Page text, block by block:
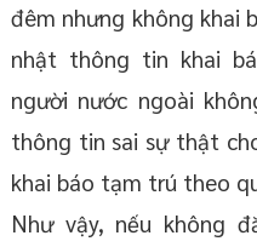
đêm nhưng không khai
nhật thông tin khai
người nước ngoài
thông tin sai sự thật
khai báo tạm trú theo
Như vậy, nếu không